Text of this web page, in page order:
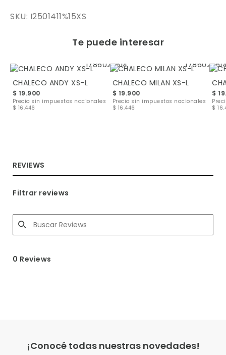
SKU: I2501411%15XS
Te puede interesar
CHALECO ANDY XS-L
$ 19.900
Precio sin impuestos nacionales
$ 16.446
CHALECO MILAN XS-L
$ 19.900
Precio sin impuestos nacionales
$ 16.446
$
$
REVIEWS
Filtrar reviews
0 Reviews
¡Conocé todas nuestras novedades!